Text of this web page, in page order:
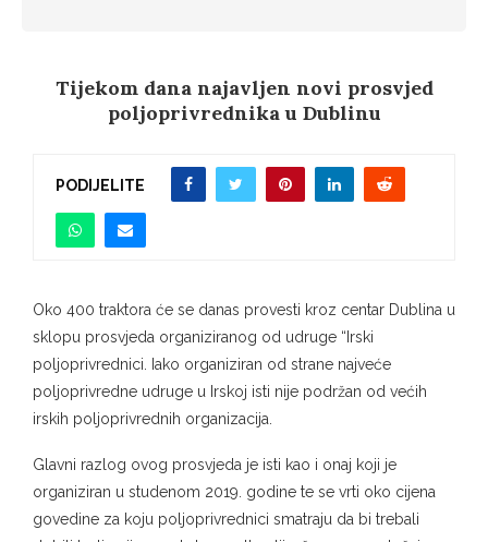
Tijekom dana najavljen novi prosvjed
poljoprivrednika u Dublinu
PODIJELITE
Oko 400 traktora će se danas provesti kroz centar Dublina u
sklopu prosvjeda organiziranog od udruge “Irski
poljoprivrednici. Iako organiziran od strane najveće
poljoprivredne udruge u Irskoj isti nije podržan od većih
irskih poljoprivrednih organizacija.
Glavni razlog ovog prosvjeda je isti kao i onaj koji je
organiziran u studenom 2019. godine te se vrti oko cijena
govedine za koju poljoprivrednici smatraju da bi trebali